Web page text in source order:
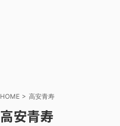
HOME > 高安青寿
高安青寿